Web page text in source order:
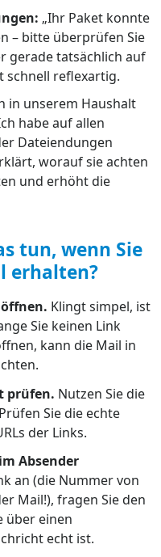
„Ihr Paket konnte
– bitte überprüfen Sie
gerade tatsächlich auf
schnell reflexartig.
in unserem Haushalt
habe auf allen
Dateiendungen
worauf sie achten
und erhöht die
tun, wenn Sie
erhalten?
Klingt simpel, ist
Sie keinen Link
kann die Mail in
prüfen. Nutzen Sie die
Sie die echte
der Links.
Absender
an (die Nummer von
Mail!), fragen Sie den
über einen
echt ist.